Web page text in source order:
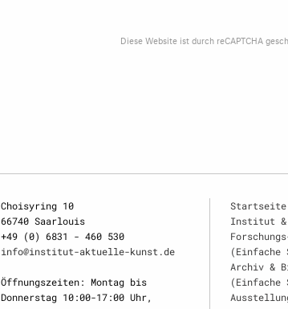
Diese Website ist durch reCAPTCHA
Choisyring 10
66740 Saarlouis
+49 (0) 6831 - 460 530
info@institut-aktuelle-kunst.de
Öffnungszeiten: Montag bis
Donnerstag 10:00-17:00 Uhr,
Startseite
Institut &
(Einfache
Archiv &
(Einfache